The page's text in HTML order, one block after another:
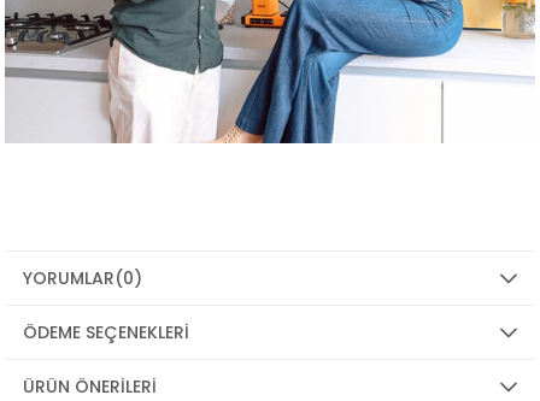
YORUMLAR(0)
ÖDEME SEÇENEKLERI
ÜRÜN ÖNERILERI